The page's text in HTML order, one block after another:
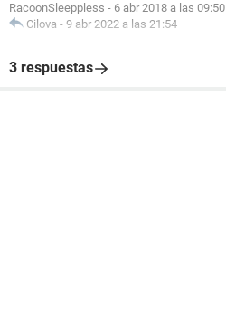
RacoonSleeppless - 6 abr 2018 a las 09:50
Cilova - 9 abr 2022 a las 21:54
3 respuestas